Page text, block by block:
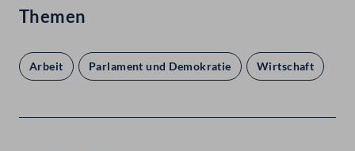
Themen
Arbeit Parlament und Demokratie Wirtschaft